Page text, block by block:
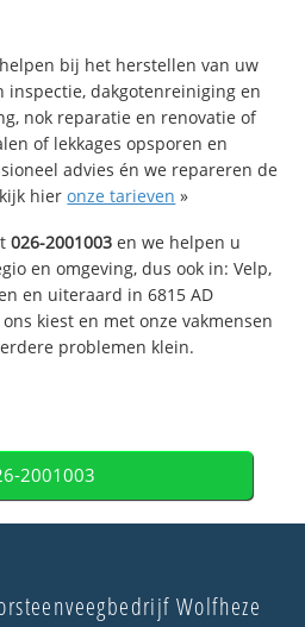
bij het herstellen van uw
inspectie, dakgotenreiniging en
nok reparatie en renovatie of
of lekkages opsporen en
advies én we repareren de
hieronze tarieven »
026-2001003 en we helpen u
en omgeving, dus ook in: Velp,
en uiteraard in 6815 AD
kiest en met onze vakmensen
problemen klein.
2001003
Wolfheze